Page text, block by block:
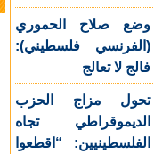
وضع صلاح الحموري
(الفرنسي فلسطيني):
فالج لا تعالج
تحول مزاج الحزب
الديموقراطي تجاه
الفلسطينيين: “اقطعوا